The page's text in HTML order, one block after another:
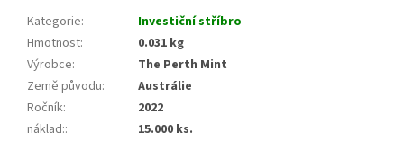
Kategorie:
Investiční stříbro
Hmotnost:
0.031 kg
Výrobce:
The Perth Mint
Země původu:
Austrálie
Ročník:
2022
náklad::
15.000 ks.